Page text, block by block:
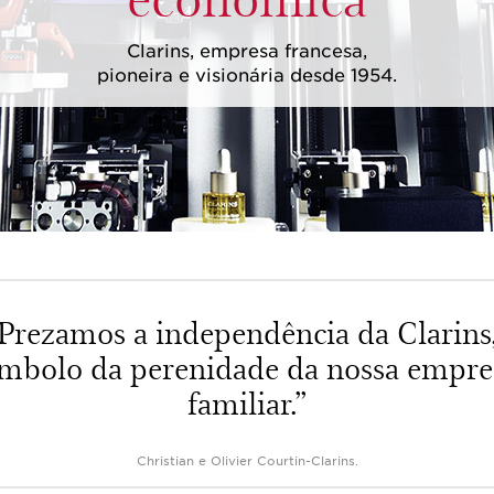
Clarins, empresa francesa,
pioneira e visionária desde 1954.
a independência da
da perenidade da nossa
familiar.”
Christian e Olivier Courtin-Clarins.